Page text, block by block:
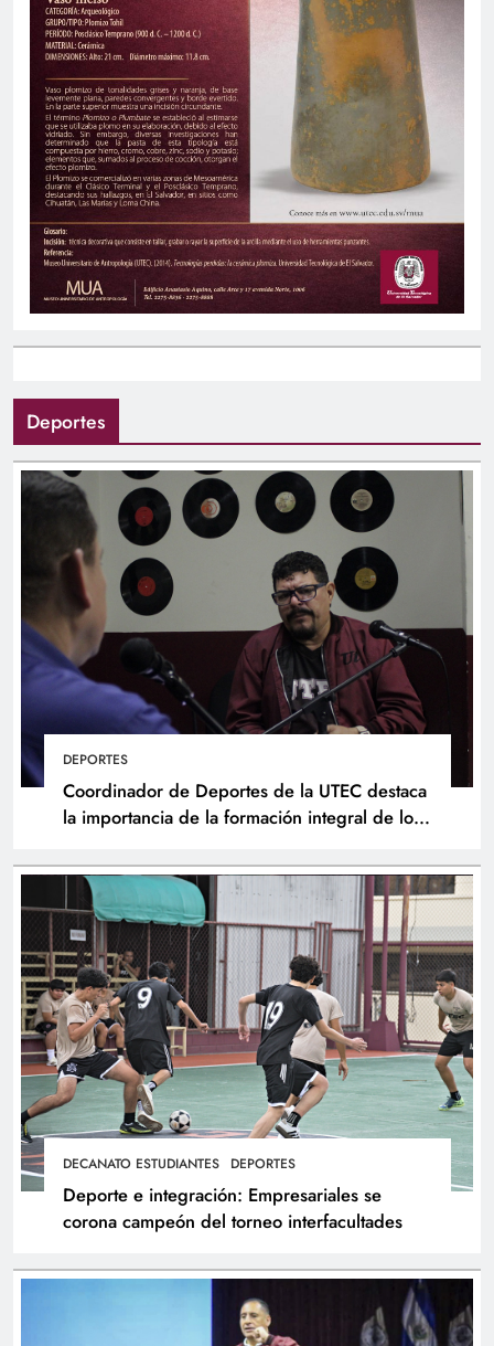
Deportes
DEPORTES
Coordinador de Deportes de la UTEC destaca
la importancia de la formación integral de los
DECANATO ESTUDIANTES DEPORTES
Deporte e integración: Empresariales se
corona campeón del torneo interfacultades